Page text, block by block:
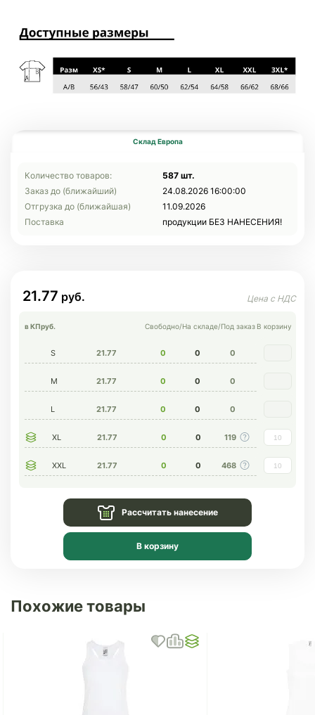
Склад Европа
Количество товаров:
587 шт.
Заказ до (ближайший)
24.08.2026 16:00:00
Отгрузка до (ближайшая)
11.09.2026
Поставка
продукции БЕЗ НАНЕСЕНИЯ!
21.77
в КПруб. Свободно/На складе/Под заказ В корзину
S 21.77 0 0 0
M 21.77 0 0 0
L 21.77 0 0 0
XL 21.77 0 0 119
XXL 21.77 0 0 468
Рассчитать нанесение
В корзину
Похожие товары